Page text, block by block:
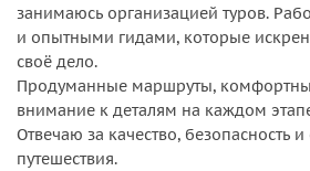
занимаюсь организацией туров.
и опытными гидами, которые
своё дело.
Продуманные маршруты,
внимание к деталям на каждом
Отвечаю за качество, безопасность
путешествия.